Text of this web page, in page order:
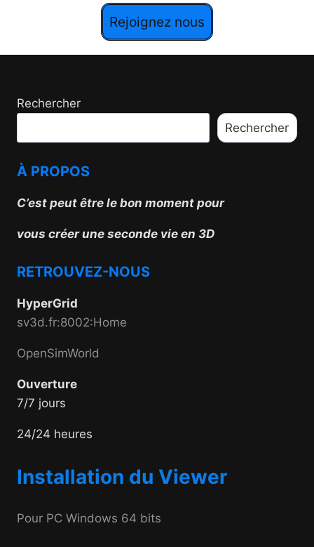
Rejoignez nous
Rechercher
Rechercher
À PROPOS
C’est peut être le bon moment pour
vous créer une seconde vie en 3D
RETROUVEZ-NOUS
HyperGrid
sv3d.fr:8002:Home
OpenSimWorld
Ouverture
7/7 jours
24/24 heures
Installation du Viewer
Pour PC Windows 64 bits